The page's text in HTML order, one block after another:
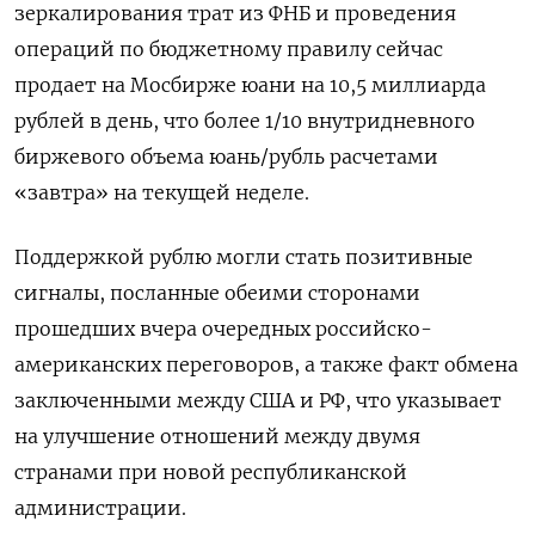
зеркалирования трат из ФНБ и проведения
операций по бюджетному правилу сейчас
продает на Мосбирже юани на 10,5 миллиарда
рублей в день, что более 1/10 внутридневного
биржевого объема юань/рубль расчетами
«завтра» на текущей неделе.
Поддержкой рублю могли стать позитивные
сигналы, посланные обеими сторонами
прошедших вчера очередных российско-
американских переговоров, а также факт обмена
заключенными между США и РФ, что указывает
на улучшение отношений между двумя
странами при новой республиканской
администрации.